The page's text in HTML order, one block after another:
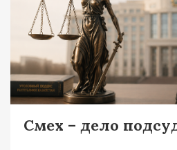
Смех – дело